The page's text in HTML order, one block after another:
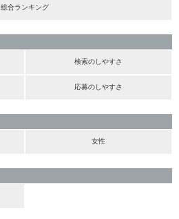
総合ランキング
検索のしやすさ
応募のしやすさ
女性